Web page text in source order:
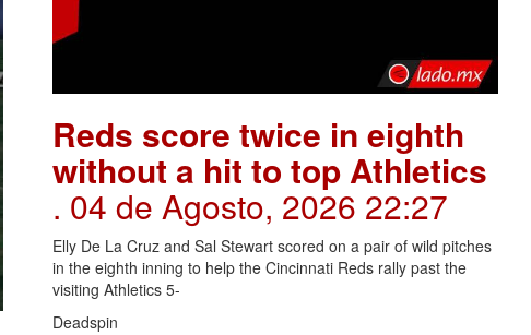
Reds score twice in eighth
without a hit to top Athletics
. 04 de Agosto, 2026 22:27
Elly De La Cruz and Sal Stewart scored on a pair of wild pitches
in the eighth inning to help the Cincinnati Reds rally past the
visiting Athletics 5-
Deadspin